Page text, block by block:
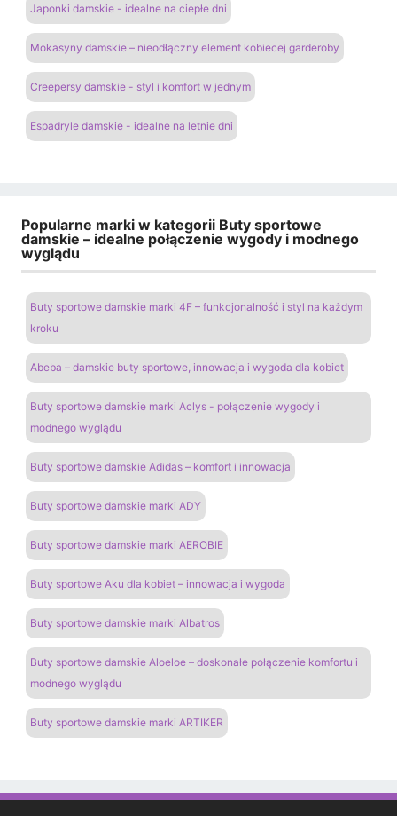
Japonki damskie - idealne na ciepłe dni
Mokasyny damskie – nieodłączny element kobiecej garderoby
Creepersy damskie - styl i komfort w jednym
Espadryle damskie - idealne na letnie dni
Popularne marki w kategorii Buty sportowe
damskie – idealne połączenie wygody i modnego
wyglądu
Buty sportowe damskie marki 4F – funkcjonalność i styl na każdym
kroku
Abeba – damskie buty sportowe, innowacja i wygoda dla kobiet
Buty sportowe damskie marki Aclys - połączenie wygody i
modnego wyglądu
Buty sportowe damskie Adidas – komfort i innowacja
Buty sportowe damskie marki ADY
Buty sportowe damskie marki AEROBIE
Buty sportowe Aku dla kobiet – innowacja i wygoda
Buty sportowe damskie marki Albatros
Buty sportowe damskie Aloeloe – doskonałe połączenie komfortu i
modnego wyglądu
Buty sportowe damskie marki ARTIKER